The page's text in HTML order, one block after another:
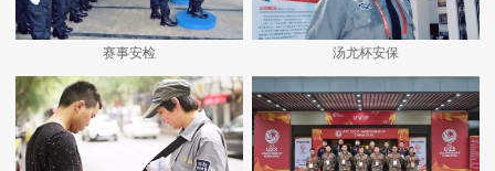
赛事安检 汤尤杯安保